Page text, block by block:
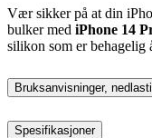
Vær sikker på at din
bulker med iPhone 14
silikon som er behagelig
Bruksanvisninger,
Spesifikasjoner